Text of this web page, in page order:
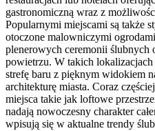
gastronomiczną wraz z
Popularnymi miejscami są także
otoczone malowniczymi
plenerowych ceremonii ślubnych
powietrzu. W takich
strefę baru z pięknym widokiem
architekturę miasta. Coraz
miejsca takie jak loftowe
nadają nowoczesny charakter
wpisują się w aktualne trendy